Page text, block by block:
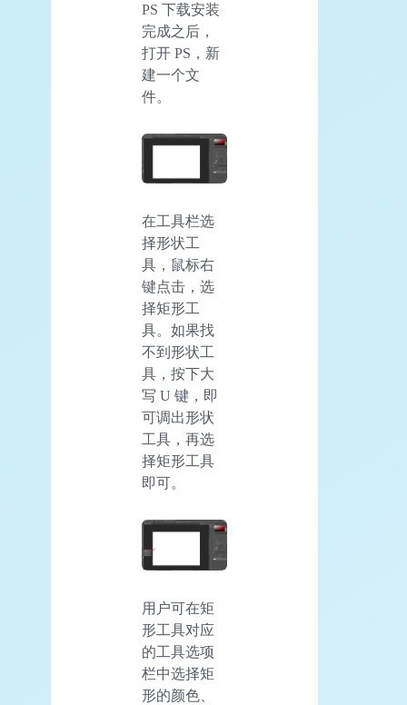
PS 下载安装
完成之后，
打开 PS，新
建一个文
件。
在工具栏选
择形状工
具，鼠标右
键点击，选
择矩形工
具。如果找
不到形状工
具，按下大
写 U 键，即
可调出形状
工具，再选
择矩形工具
即可。
用户可在矩
形工具对应
的工具选项
栏中选择矩
形的颜色、